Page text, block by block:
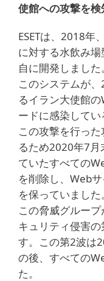
使館への攻撃を検
ESETは、2018年
に対する水飲み
自に開発しました。
このシステムが
るイラン大使館
ードに感染してい
この攻撃を行っ
るため2020年7月
ていたすべての
を削除し、Web
を保っていました。
この脅威グループ
キュリティ侵害
す。この第2波は
の後、すべての
た。